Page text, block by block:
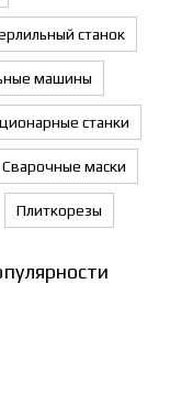
станок
машины
станки
Сварочные маски
Плиткорезы